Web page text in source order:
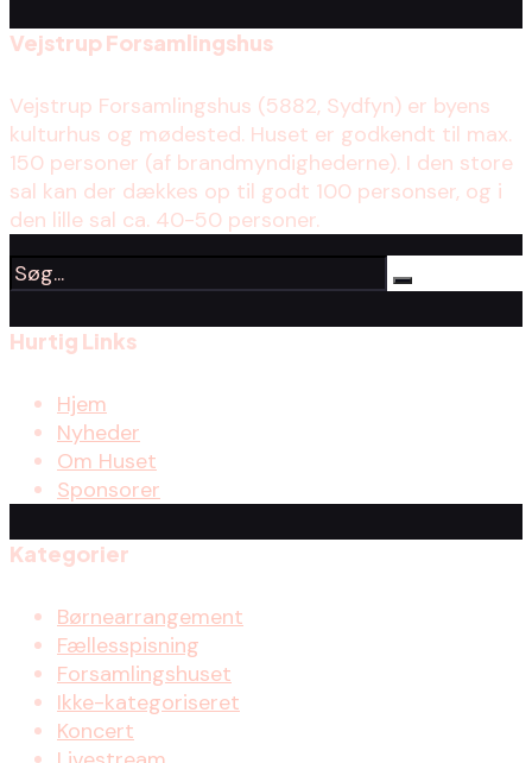
Vejstrup Forsamlingshus
Vejstrup Forsamlingshus (5882, Sydfyn) er byens
kulturhus og mødested. Huset er godkendt til max.
150 personer (af brandmyndighederne). I den store
sal kan der dækkes op til godt 100 personser, og i
den lille sal ca. 40-50 personer.
Hurtig Links
Hjem
Nyheder
Om Huset
Sponsorer
Kategorier
Børnearrangement
Fællesspisning
Forsamlingshuset
Ikke-kategoriseret
Koncert